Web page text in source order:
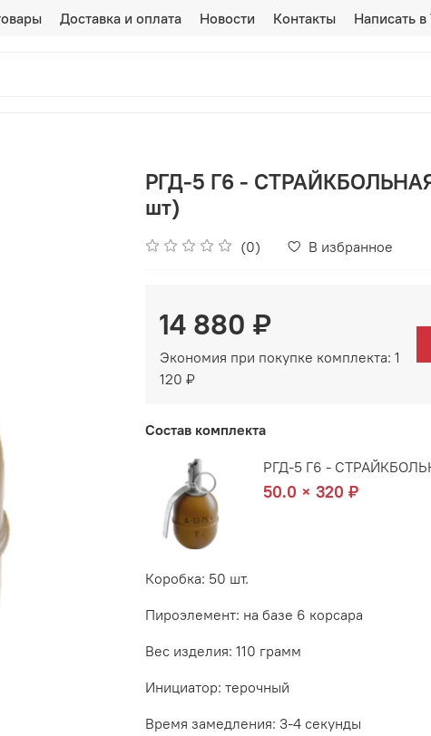
Доставка и оплата Новости Контакты Написать
РГД-5 Г6 -
шт)
(0) В избранное
14 880 ₽
Экономия при покупке комплекта: 1
120 ₽
Состав комплекта
РГД-5 Г6 -
50.0 × 320 ₽
Коробка: 50 шт.
Пироэлемент: на базе 6 корсара
Вес изделия: 110 грамм
Инициатор: терочный
Время замедления: 3-4 секунды